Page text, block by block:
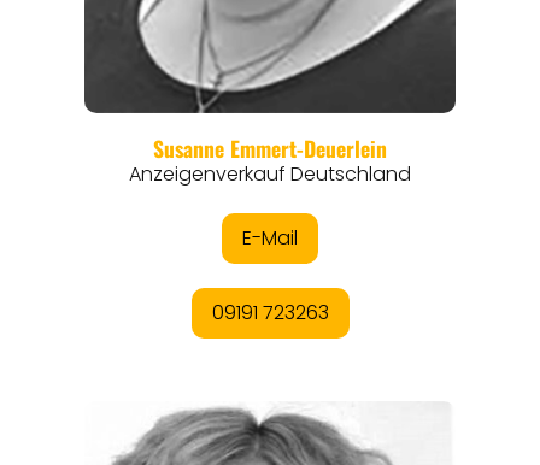
EVENTS
REISEFÜHRER
REISEMAGAZINE
THEMEN